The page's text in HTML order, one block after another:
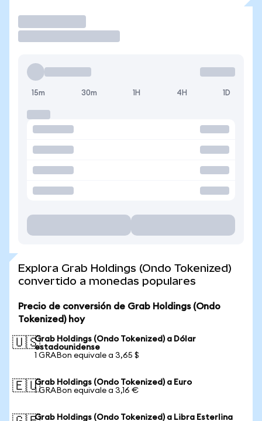
15m 30m 1H 4H 1D
Explora Grab Holdings (Ondo Tokenized)
convertido a monedas populares
Precio de conversión de Grab Holdings (Ondo
Tokenized) hoy
🇺🇸Grab Holdings (Ondo Tokenized) a Dólar
estadounidense
1 GRABon equivale a 3,65 $
🇪🇺Grab Holdings (Ondo Tokenized) a Euro
1 GRABon equivale a 3,16 €
Grab Holdings (Ondo Tokenized) a Libra Esterlina